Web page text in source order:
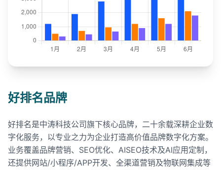
好排名品牌
好排名是中涛科技公司旗下核心品牌，二十余载深耕企业数
字化服务，以专业之力为企业打造高价值品牌数字化方案。
业务覆盖品牌营销、SEO优化、AISEO技术及AI应用定制，
还提供网站/小程序/APP开发、全渠道营销及物联网集成等